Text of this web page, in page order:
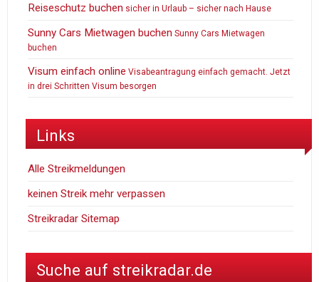
Reiseschutz buchen sicher in Urlaub – sicher nach Hause
Sunny Cars Mietwagen buchen Sunny Cars Mietwagen
buchen
Visum einfach online Visabeantragung einfach gemacht. Jetzt
in drei Schritten Visum besorgen
Links
Alle Streikmeldungen
keinen Streik mehr verpassen
Streikradar Sitemap
Suche auf streikradar.de